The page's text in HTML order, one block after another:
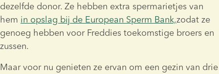
dezelfde donor. Ze hebben extra spermarietjes van
hem in opslag bij de European Sperm Bank,zodat ze
genoeg hebben voor Freddies toekomstige broers en
zussen.
Maar voor nu genieten ze ervan om een gezin van drie